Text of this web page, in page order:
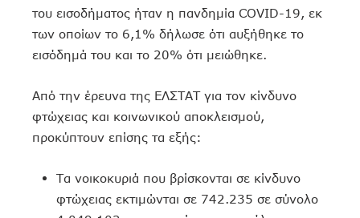
του εισοδήματος ήταν η πανδημία COVID-19, εκ
των οποίων το 6,1% δήλωσε ότι αυξήθηκε το
εισόδημά του και το 20% ότι μειώθηκε.
Από την έρευνα της ΕΛΣΤΑΤ για τον κίνδυνο
φτώχειας και κοινωνικού αποκλεισμού,
προκύπτουν επίσης τα εξής:
Τα νοικοκυριά που βρίσκονται σε κίνδυνο
φτώχειας εκτιμώνται σε 742.235 σε σύνολο